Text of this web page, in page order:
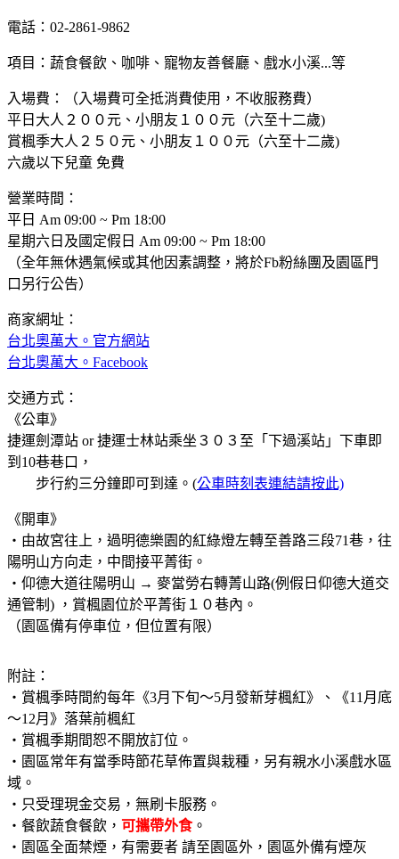
電話：02-2861-9862
項目：蔬食餐飲、咖啡、寵物友善餐廳、戲水小溪...等
入場費：（入場費可全抵消費使用，不收服務費）
平日大人２００元、小朋友１００元（六至十二歲)
賞楓季大人２５０元、小朋友１００元（六至十二歲)
六歲以下兒童 免費
營業時間：
平日 Am 09:00 ~ Pm 18:00
星期六日及國定假日 Am 09:00 ~ Pm 18:00
（全年無休遇氣候或其他因素調整，將於Fb粉絲團及園區門
口另行公告）
商家網址：
台北奧萬大。官方網站
台北奧萬大。Facebook
交通方式：
《公車》
捷運劍潭站 or 捷運士林站乘坐３０３至「下過溪站」下車即
到10巷巷口，
步行約三分鐘即可到達。(公車時刻表連結請按此)
《開車》
・由故宮往上，過明德樂園的紅綠燈左轉至善路三段71巷，往
陽明山方向走，中間接平菁街。
・仰德大道往陽明山 → 麥當勞右轉菁山路(例假日仰德大道交
通管制) ，賞楓園位於平菁街１０巷內。
（園區備有停車位，但位置有限）
附註：
・賞楓季時間約每年《3月下旬～5月發新芽楓紅》、《11月底
～12月》落葉前楓紅
・賞楓季期間恕不開放訂位。
・園區常年有當季時節花草佈置與栽種，另有親水小溪戲水區
域。
・只受理現金交易，無刷卡服務。
・餐飲蔬食餐飲， 可攜帶外食。
・園區全面禁煙，有需要者 請至園區外，園區外備有煙灰